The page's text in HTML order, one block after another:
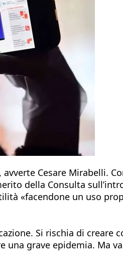
Cesare Mirabelli.
della Consulta
«facendone un uso
Si rischia di creare
una grave epidemia. Ma